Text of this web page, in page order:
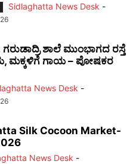
Sidlaghatta News Desk -
ಶಾಲೆ ಮುಂಭಾಗದ ರಸ್ತೆ
ಮಕ್ಕಳಿಗೆ ಗಾಯ – ಪೋಷಕರ
News Desk -
Silk Cocoon Market-
News Desk -